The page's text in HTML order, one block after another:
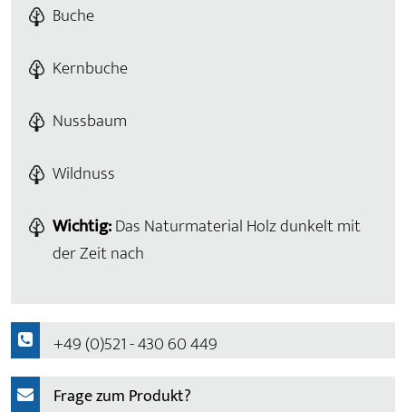
Buche
Kernbuche
Nussbaum
Wildnuss
Wichtig:Das Naturmaterial Holz dunkelt mit
der Zeit nach
+49 (0)521 - 430 60 449
Frage zum Produkt?